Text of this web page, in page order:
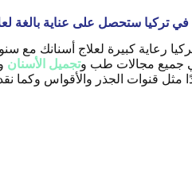
في تركيا ستحصل على عناية بالغة
رعاية كبيرة لعلاج أسنانك مع
جميع مجالات طب وتجميل الأسنان
مثل قنوات الجذر والأقواس